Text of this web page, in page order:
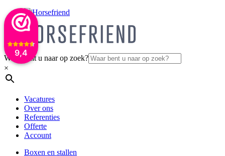
9,4
Waar bent u naar op zoek?
×
Vacatures
Over ons
Referenties
Offerte
Account
Boxen en stallen